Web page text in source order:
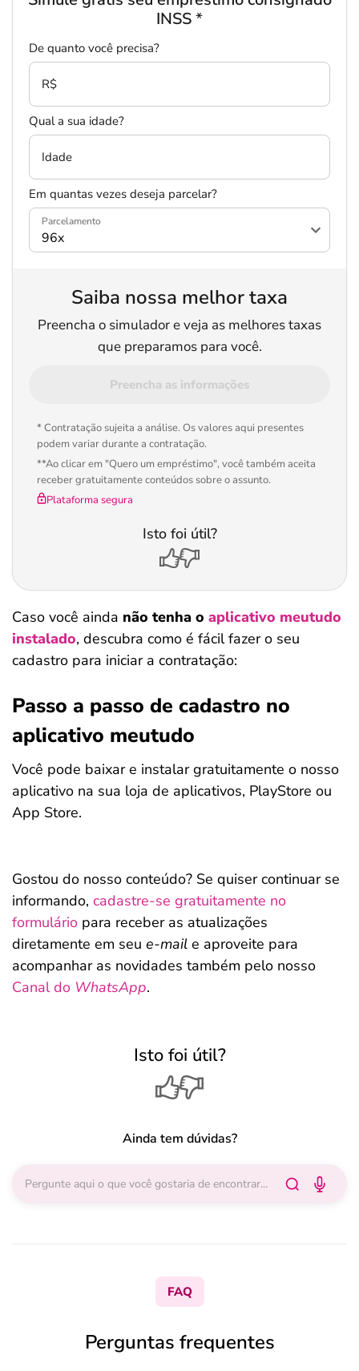
INSS*
De quanto você precisa?
R$
Qual a sua idade?
Idade
Em quantas vezes deseja parcelar?
Parcelamento
Saiba nossa melhor taxa
Preencha o simulador e veja as melhores taxas
que preparamos para você.
Preencha as informações
* Contratação sujeita a análise. Os valores aqui presentes
podem variar durante a contratação.
**Ao clicar em "Quero um empréstimo", você também aceita
receber gratuitamente conteúdos sobre o assunto.
Plataforma segura
Isto foi útil?
Caso você ainda não tenha o aplicativo meutudo
instalado, descubra como é fácil fazer o seu
cadastro para iniciar a contratação:
Passo a passo de cadastro no
aplicativo meutudo
Você pode baixar e instalar gratuitamente o nosso
aplicativo na sua loja de aplicativos, PlayStore ou
App Store.
Gostou do nosso conteúdo? Se quiser continuar se
informando, cadastre-se gratuitamente no
formulário para receber as atualizações
diretamente em seu e-mail e aproveite para
acompanhar as novidades também pelo nosso
Canal do WhatsApp.
Isto foi útil?
Ainda tem dúvidas?
FAQ
Perguntas frequentes